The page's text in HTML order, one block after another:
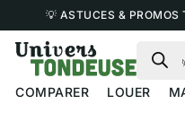
💡 ASTUCES &
COMPARER
LOUER